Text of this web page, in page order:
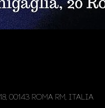
00143 Roma RM, Italia